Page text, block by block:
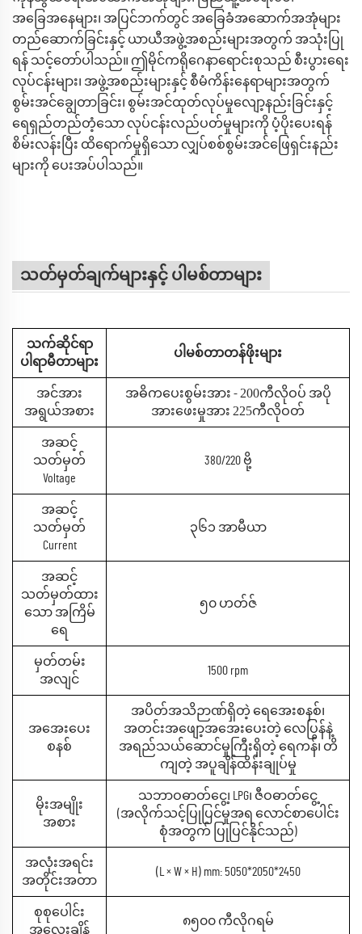
အခြေအနေများ၊ အပြင်ဘက်တွင် အခြေခံအဆောက်အအုံများ
တည်ဆောက်ခြင်းနှင့် ယာယီအဖွဲ့အစည်းများအတွက် အသုံးပြု
ရန် သင့်တော်ပါသည်။ ဤမိုင်ကရိုဂေနာရောင်းစုသည် စီးပွားရေး
လုပ်ငန်းများ၊ အဖွဲ့အစည်းများနှင့် စီမံကိန်းနေရာများအတွက်
စွမ်းအင်ချွေတာခြင်း၊ စွမ်းအင်ထုတ်လုပ်မှုလျော့နည်းခြင်းနှင့်
ရေရှည်တည်တံ့သော လုပ်ငန်းလည်ပတ်မှုများကို ပံ့ပိုးပေးရန်
စိမ်းလန်းပြီး ထိရောက်မှုရှိသော လျှပ်စစ်စွမ်းအင်ဖြေရှင်းနည်း
များကို ပေးအပ်ပါသည်။
သတ်မှတ်ချက်များနှင့် ပါမစ်တာများ
သက်ဆိုင်ရာ
ပါရာမီတာများ
ပါမစ်တာတန်ဖိုးများ
အင်အား
အရွယ်အစား
အဓိကပေးစွမ်းအား - 200ကီလိုဝပ် အပို
အားဖေးမှုအား 225ကီလိုဝတ်
အဆင့်
သတ်မှတ်
Voltage
380/220 ဗို့
အဆင့်
သတ်မှတ်
Current
၃၆၁ အာမီယာ
အဆင့်
သတ်မှတ်ထား
သော အကြိမ်
ရေ
၅၀ ဟတ်ဇ်
မှတ်တမ်း
အလျင်
1500 rpm
အအေးပေး
စနစ်
အပိတ်အသိဉာဏ်ရှိတဲ့ ရေအေးစနစ်၊
အတင်းအဖျော့အအေးပေးတဲ့ လေပြွန်နဲ့
အရည်သယ်ဆောင်မှုကြီးရှိတဲ့ ရေကန်၊ တိ
ကျတဲ့ အပူချိန်ထိန်းချုပ်မှု
မိုးအမျိုး
အစား
သဘာဝဓာတ်ငွေ့၊ LPG၊ ဇီဝဓာတ်ငွေ့
(အလိုက်သင့်ပြုပြင်မှုအရ လောင်စာပေါင်း
စုံအတွက် ပြုပြင်နိုင်သည်)
အလုံးအရင်း
အတိုင်းအတာ
(L × W × H) mm: 5050*2050*2450
စုစုပေါင်း
အလေးချိန်
၈၅၀၀ ကီလိုဂရမ်